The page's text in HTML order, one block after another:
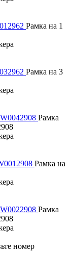
Рамка на 1
Рамка на 3
Рамка
Рамка на
Рамка
номер